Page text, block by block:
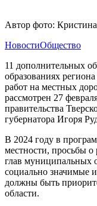
Автор фото: Кристина
НовостиОбщество
11 дополнительных
образованиях
работ на местных
рассмотрен 27
правительства
губернатора Игоря
В 2024 году в
местности, просьбы о
глав муниципальных
социально значимые
должны быть
области.